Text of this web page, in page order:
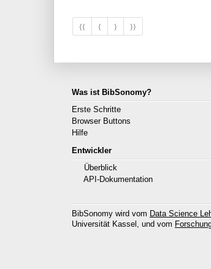
⟨⟨ ⟨ ⟩ ⟩⟩
Was ist BibSonomy?
Erste Schritte
Browser Buttons
Hilfe
Entwickler
Überblick
API-Dokumentation
BibSonomy wird vom Data Science
Universität Kassel, und vom